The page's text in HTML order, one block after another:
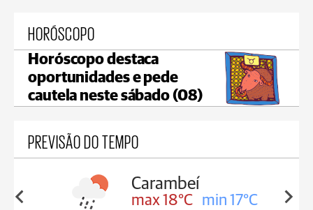
HORÓSCOPO
Horóscopo destaca
oportunidades e pede
cautela neste sábado (08)
PREVISÃO DO TEMPO
17°C
Jaguariaíva
max 19°C min 18°C